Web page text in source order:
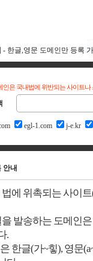
- 한글,영문 도메인만 등록
인은 국내법에 위반되는 사이트
egl-1.com j-e.kr
안내